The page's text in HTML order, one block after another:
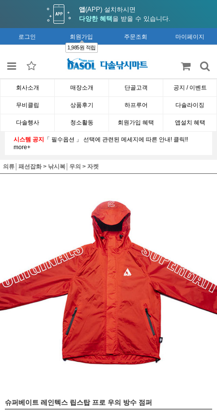
앱(APP) 설치하시면
다양한 혜택 을 받을 수 있습니다.
로그인 회원가입
1,985원 적립
주문조회 마이페이지
회사소개 매장소개 단골고객 공지 / 이벤트
무비클립 상품후기 하프루어 다솔라이징
다솔행사 청소활동 회원가입 혜택 앱설치 혜택
시스템 공지 「 필수옵션 」 선택에 관련된 메세지에 따른 안내! 클릭!!
more+
의류│패션잡화 > 낚시복│우의 > 자켓
슈퍼베이트 레인텍스 립스탑 프로 우의 방수 점퍼